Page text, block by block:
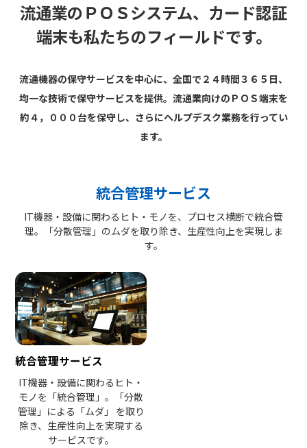
流通業のＰＯＳシステム、カード認証
端末も私たちのフィールドです。
流通機器の保守サービスを中心に、全国で２４時間３６５日、
均一な技術で保守サービスを提供。流通業向けのＰＯＳ端末を
約４，０００台を保守し、さらにヘルプデスク業務を行ってい
ます。
統合管理サービス
IT機器・設備に関わるヒト・モノを、プロセス横断で統合管
理。「分散管理」のムダを取り除き、生産性向上を実現しま
す。
統合管理サービス
IT機器・設備に関わるヒト・
モノを「統合管理」。「分散
管理」による「ムダ」 を取り
除き、生産性向上を実現する
サービスです。